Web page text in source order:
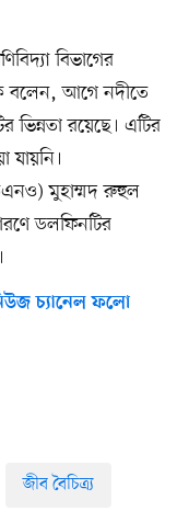
বিভাগের
বলেন, আগে নদীতে
ভিন্নতা রয়েছে। এটির
যায়নি।
মুহাম্মদ রুহুল
ডলফিনটির
চ্যানেল ফলো
জীব বৈচিত্র্য